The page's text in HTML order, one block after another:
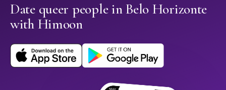
Date queer people in Belo Horizonte
with Himoon